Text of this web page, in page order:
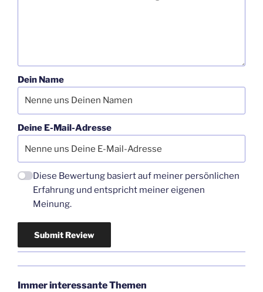
Dein Name
Deine E-Mail-Adresse
Diese Bewertung basiert auf meiner persönlichen
Erfahrung und entspricht meiner eigenen
Meinung.
Submit Review
Immer interessante Themen